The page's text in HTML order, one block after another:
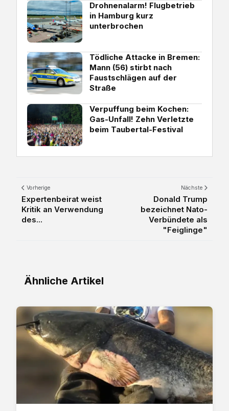
Drohnenalarm! Flugbetrieb
in Hamburg kurz
unterbrochen
Tödliche Attacke in Bremen:
Mann (56) stirbt nach
Faustschlägen auf der
Straße
Verpuffung beim Kochen:
Gas-Unfall! Zehn Verletzte
beim Taubertal-Festival
Vorherige
Expertenbeirat weist
Kritik an Verwendung
des...
Nächste
Donald Trump
bezeichnet Nato-
Verbündete als
"Feiglinge"
Ähnliche Artikel